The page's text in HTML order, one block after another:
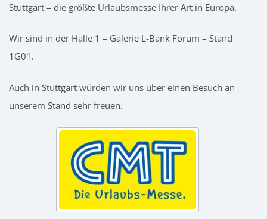
Stuttgart – die größte Urlaubsmesse Ihrer Art in Europa.
Wir sind in der Halle 1 – Galerie L-Bank Forum – Stand
1G01.
Auch in Stuttgart würden wir uns über einen Besuch an
unserem Stand sehr freuen.